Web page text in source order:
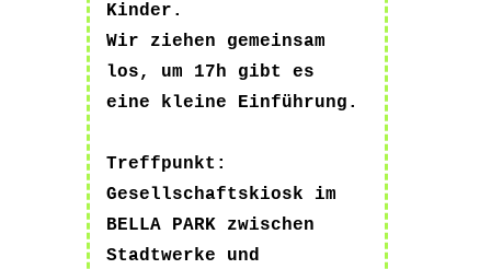
Kinder.
Wir ziehen gemeinsam
los, um 17h gibt es
eine kleine Einführung.
Treffpunkt:
Gesellschaftskiosk im
BELLA PARK zwischen
Stadtwerke und